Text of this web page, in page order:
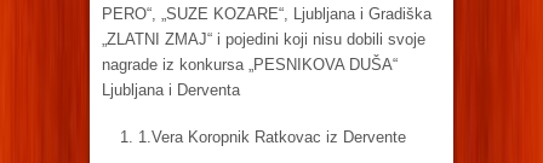
PERO“, „SUZE KOZARE“, Ljubljana i Gradiška
„ZLATNI ZMAJ“ i pojedini koji nisu dobili svoje
nagrade iz konkursa „PESNIKOVA DUŠA“
Ljubljana i Derventa
1.Vera Koropnik Ratkovac iz Dervente